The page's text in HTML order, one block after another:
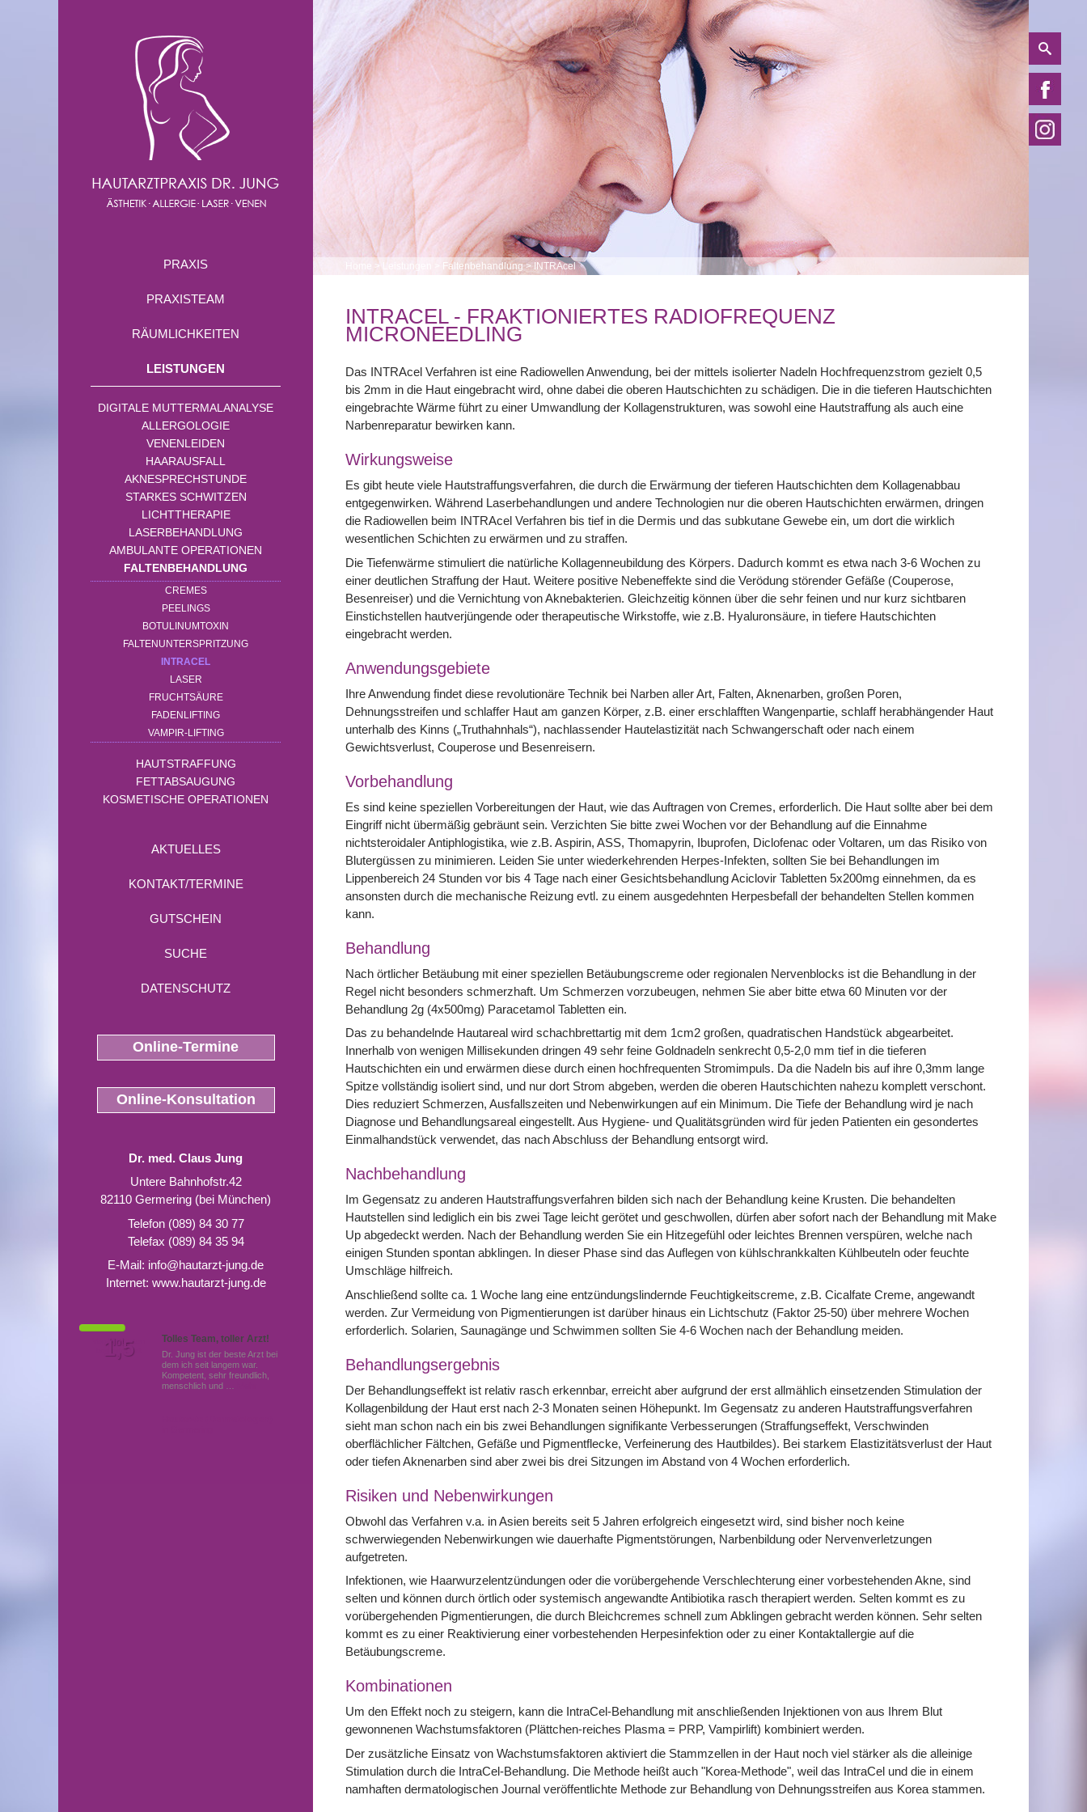
PRAXIS
PRAXISTEAM
RÄUMLICHKEITEN
LEISTUNGEN
DIGITALE MUTTERMALANALYSE
ALLERGOLOGIE
VENENLEIDEN
HAARAUSFALL
AKNESPRECHSTUNDE
STARKES SCHWITZEN
LICHTTHERAPIE
LASERBEHANDLUNG
AMBULANTE OPERATIONEN
FALTENBEHANDLUNG
CREMES
PEELINGS
BOTULINUMTOXIN
FALTENUNTERSPRITZUNG
INTRACEL
LASER
FRUCHTSÄURE
FADENLIFTING
VAMPIR-LIFTING
HAUTSTRAFFUNG
FETTABSAUGUNG
KOSMETISCHE OPERATIONEN
AKTUELLES
KONTAKT/TERMINE
GUTSCHEIN
SUCHE
DATENSCHUTZ
Online-Termine
Online-Konsultation
Dr. med. Claus Jung
Untere Bahnhofstr.42
82110 Germering (bei München)
Telefon (089) 84 30 77
Telefax (089) 84 35 94
E-Mail: info@hautarzt-jung.de
Internet: www.hautarzt-jung.de
Tolles Team, toller Arzt!
Dr. Jung ist der beste Arzt bei
dem ich seit langem war.
Kompetent, sehr freundlich,
menschlich und …
Von Patienten
bewertet mit
Note
1,5
> Leistungen Faltenbehandlung> INTRAcel
INTRACEL - FRAKTIONIERTES RADIOFREQUENZ
MICRONEEDLING
Das INTRAcel Verfahren ist eine Radiowellen Anwendung, bei der mittels isolierter Nadeln Hochfrequenzstrom gezielt 0,5
bis 2mm in die Haut eingebracht wird, ohne dabei die oberen Hautschichten zu schädigen. Die in die tieferen Hautschichten
eingebrachte Wärme führt zu einer Umwandlung der Kollagenstrukturen, was sowohl eine Hautstraffung als auch eine
Narbenreparatur bewirken kann.
Wirkungsweise
Es gibt heute viele Hautstraffungsverfahren, die durch die Erwärmung der tieferen Hautschichten dem Kollagenabbau
entgegenwirken. Während Laserbehandlungen und andere Technologien nur die oberen Hautschichten erwärmen, dringen
die Radiowellen beim INTRAcel Verfahren bis tief in die Dermis und das subkutane Gewebe ein, um dort die wirklich
wesentlichen Schichten zu erwärmen und zu straffen.
Die Tiefenwärme stimuliert die natürliche Kollagenneubildung des Körpers. Dadurch kommt es etwa nach 3-6 Wochen zu
einer deutlichen Straffung der Haut. Weitere positive Nebeneffekte sind die Verödung störender Gefäße (Couperose,
Besenreiser) und die Vernichtung von Aknebakterien. Gleichzeitig können über die sehr feinen und nur kurz sichtbaren
Einstichstellen hautverjüngende oder therapeutische Wirkstoffe, wie z.B. Hyaluronsäure, in tiefere Hautschichten
eingebracht werden.
Anwendungsgebiete
Ihre Anwendung findet diese revolutionäre Technik bei Narben aller Art, Falten, Aknenarben, großen Poren,
Dehnungsstreifen und schlaffer Haut am ganzen Körper, z.B. einer erschlafften Wangenpartie, schlaff herabhängender Haut
unterhalb des Kinns („Truthahnhals“), nachlassender Hautelastizität nach Schwangerschaft oder nach einem
Gewichtsverlust, Couperose und Besenreisern.
Vorbehandlung
Es sind keine speziellen Vorbereitungen der Haut, wie das Auftragen von Cremes, erforderlich. Die Haut sollte aber bei dem
Eingriff nicht übermäßig gebräunt sein. Verzichten Sie bitte zwei Wochen vor der Behandlung auf die Einnahme
nichtsteroidaler Antiphlogistika, wie z.B. Aspirin, ASS, Thomapyrin, Ibuprofen, Diclofenac oder Voltaren, um das Risiko von
Blutergüssen zu minimieren. Leiden Sie unter wiederkehrenden Herpes-Infekten, sollten Sie bei Behandlungen im
Lippenbereich 24 Stunden vor bis 4 Tage nach einer Gesichtsbehandlung Aciclovir Tabletten 5x200mg einnehmen, da es
ansonsten durch die mechanische Reizung evtl. zu einem ausgedehnten Herpesbefall der behandelten Stellen kommen
kann.
Behandlung
Nach örtlicher Betäubung mit einer speziellen Betäubungscreme oder regionalen Nervenblocks ist die Behandlung in der
Regel nicht besonders schmerzhaft. Um Schmerzen vorzubeugen, nehmen Sie aber bitte etwa 60 Minuten vor der
Behandlung 2g (4x500mg) Paracetamol Tabletten ein.
Das zu behandelnde Hautareal wird schachbrettartig mit dem 1cm2 großen, quadratischen Handstück abgearbeitet.
Innerhalb von wenigen Millisekunden dringen 49 sehr feine Goldnadeln senkrecht 0,5-2,0 mm tief in die tieferen
Hautschichten ein und erwärmen diese durch einen hochfrequenten Stromimpuls. Da die Nadeln bis auf ihre 0,3mm lange
Spitze vollständig isoliert sind, und nur dort Strom abgeben, werden die oberen Hautschichten nahezu komplett verschont.
Dies reduziert Schmerzen, Ausfallszeiten und Nebenwirkungen auf ein Minimum. Die Tiefe der Behandlung wird je nach
Diagnose und Behandlungsareal eingestellt. Aus Hygiene- und Qualitätsgründen wird für jeden Patienten ein gesondertes
Einmalhandstück verwendet, das nach Abschluss der Behandlung entsorgt wird.
Nachbehandlung
Im Gegensatz zu anderen Hautstraffungsverfahren bilden sich nach der Behandlung keine Krusten. Die behandelten
Hautstellen sind lediglich ein bis zwei Tage leicht gerötet und geschwollen, dürfen aber sofort nach der Behandlung mit Make
Up abgedeckt werden. Nach der Behandlung werden Sie ein Hitzegefühl oder leichtes Brennen verspüren, welche nach
einigen Stunden spontan abklingen. In dieser Phase sind das Auflegen von kühlschrankkalten Kühlbeuteln oder feuchte
Umschläge hilfreich.
Anschließend sollte ca. 1 Woche lang eine entzündungslindernde Feuchtigkeitscreme, z.B. Cicalfate Creme, angewandt
werden. Zur Vermeidung von Pigmentierungen ist darüber hinaus ein Lichtschutz (Faktor 25-50) über mehrere Wochen
erforderlich. Solarien, Saunagänge und Schwimmen sollten Sie 4-6 Wochen nach der Behandlung meiden.
Behandlungsergebnis
Der Behandlungseffekt ist relativ rasch erkennbar, erreicht aber aufgrund der erst allmählich einsetzenden Stimulation der
Kollagenbildung der Haut erst nach 2-3 Monaten seinen Höhepunkt. Im Gegensatz zu anderen Hautstraffungsverfahren
sieht man schon nach ein bis zwei Behandlungen signifikante Verbesserungen (Straffungseffekt, Verschwinden
oberflächlicher Fältchen, Gefäße und Pigmentflecke, Verfeinerung des Hautbildes). Bei starkem Elastizitätsverlust der Haut
oder tiefen Aknenarben sind aber zwei bis drei Sitzungen im Abstand von 4 Wochen erforderlich.
Risiken und Nebenwirkungen
Obwohl das Verfahren v.a. in Asien bereits seit 5 Jahren erfolgreich eingesetzt wird, sind bisher noch keine
schwerwiegenden Nebenwirkungen wie dauerhafte Pigmentstörungen, Narbenbildung oder Nervenverletzungen
aufgetreten.
Infektionen, wie Haarwurzelentzündungen oder die vorübergehende Verschlechterung einer vorbestehenden Akne, sind
selten und können durch örtlich oder systemisch angewandte Antibiotika rasch therapiert werden. Selten kommt es zu
vorübergehenden Pigmentierungen, die durch Bleichcremes schnell zum Abklingen gebracht werden können. Sehr selten
kommt es zu einer Reaktivierung einer vorbestehenden Herpesinfektion oder zu einer Kontaktallergie auf die
Betäubungscreme.
Kombinationen
Um den Effekt noch zu steigern, kann die IntraCel-Behandlung mit anschließenden Injektionen von aus Ihrem Blut
gewonnenen Wachstumsfaktoren (Plättchen-reiches Plasma = PRP, Vampirlift) kombiniert werden.
Der zusätzliche Einsatz von Wachstumsfaktoren aktiviert die Stammzellen in der Haut noch viel stärker als die alleinige
Stimulation durch die IntraCel-Behandlung. Die Methode heißt auch "Korea-Methode", weil das IntraCel und die in einem
namhaften dermatologischen Journal veröffentlichte Methode zur Behandlung von Dehnungsstreifen aus Korea stammen.